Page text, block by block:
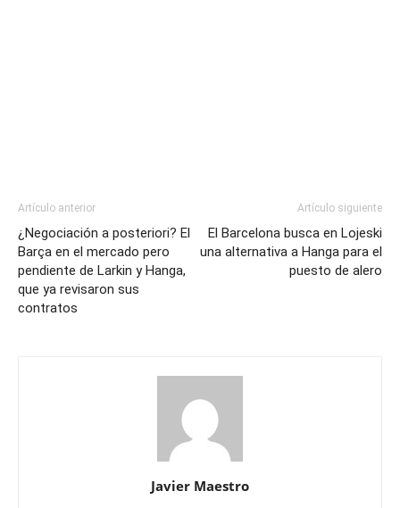
Artículo anterior
¿Negociación a posteriori? El
Barça en el mercado pero
pendiente de Larkin y Hanga,
que ya revisaron sus
contratos
Artículo siguiente
El Barcelona busca en Lojeski
una alternativa a Hanga para el
puesto de alero
Javier Maestro